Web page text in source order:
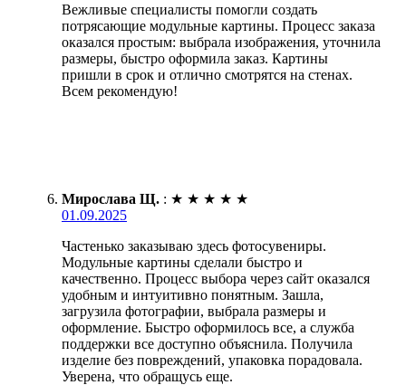
Вежливые специалисты помогли создать
потрясающие модульные картины. Процесс заказа
оказался простым: выбрала изображения, уточнила
размеры, быстро оформила заказ. Картины
пришли в срок и отлично смотрятся на стенах.
Всем рекомендую!
Мирослава Щ. : ★ ★ ★ ★ ★
01.09.2025
Частенько заказываю здесь фотосувениры.
Модульные картины сделали быстро и
качественно. Процесс выбора через сайт оказался
удобным и интуитивно понятным. Зашла,
загрузила фотографии, выбрала размеры и
оформление. Быстро оформилось все, а служба
поддержки все доступно объяснила. Получила
изделие без повреждений, упаковка порадовала.
Уверена, что обращусь еще.